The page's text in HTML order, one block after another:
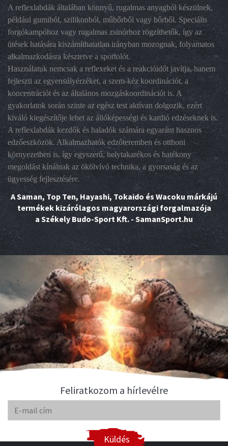
A reflexlabdák általában könnyű, rugalmas anyagból készülnek,
például gumiból, szilikonból, műbőrből vagy bőrből. Speciális
forgókampóhoz vagy rugalmas zsinórhoz rögzíthetők, így az
ütések hatására kiszámíthatatlan irányban mozognak, folyamatos
alkalmazkodásra késztetve a sportolót.
Használatuk nemcsak a reflexeket és a reakcióidőt javítja, hanem
fejleszti az egyensúlyérzéket, a szem-kéz koordinációt, a
koncentrációt és az általános mozgáskoordinációt is. A
gyakorlatok során szinte az egész test aktívan dolgozik, ezért
kiváló kiegészítője lehet az állóképességi és kardió edzéseknek is.
A reflexlabdák kezdők és haladók számára egyaránt hasznos
edzőeszközök. Alkalmazhatók edzőteremben és otthoni
környezetben is, így egyszerű, helytakarékos és hatékony
megoldást kínálnak az ökölvívó technika, a gyorsaság és az
ügyesség fejlesztésére.
A Saman, Top Ten, Hayashi, Tokaido és Wacoku márkájú
termékek kizárólagos magyarországi forgalmazója
a Székely Budo-Sport Kft. - SamanSport.hu
Feliratkozom a hírlevélre
Küldés